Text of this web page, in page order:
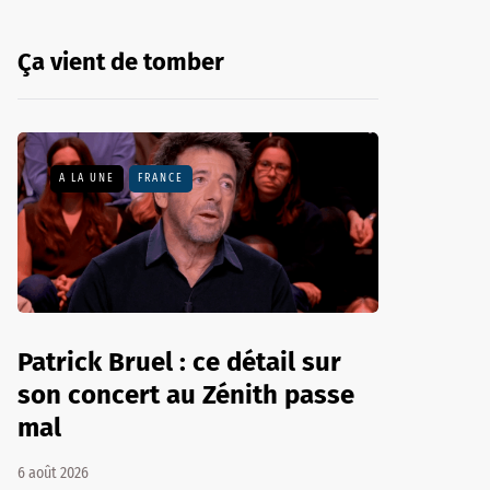
Ça vient de tomber
A LA UNE FRANCE
Patrick Bruel : ce détail sur
son concert au Zénith passe
mal
6 août 2026